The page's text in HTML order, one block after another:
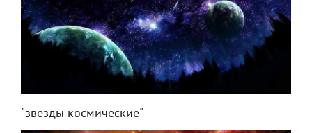
"звезды космические"